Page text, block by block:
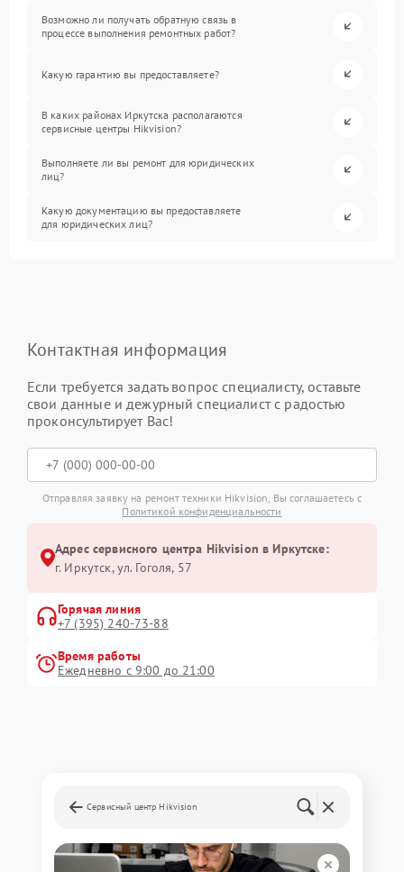
Возможно ли получать обратную связь в
процессе выполнения ремонтных работ?
Какую гарантию вы предоставляете?
В каких районах Иркутска располагаются
сервисные центры Hikvision?
Выполняете ли вы ремонт для юридических
лиц?
Какую документацию вы предоставляете
для юридических лиц?
Контактная информация
Если требуется задать вопрос специалисту, оставьте
свои данные и дежурный специалист с радостью
проконсультирует Вас!
Отправляя заявку на ремонт техники Hikvision, Вы соглашаетесь с
Политикой конфиденциальности
Адрес сервисного центра Hikvision в Иркутске:
г. Иркутск, ул. ​Гоголя, 57
Горячая линия
+7 (395) 240-73-88
Время работы
Ежедневно с 9:00 до 21:00
Сервисный центр Hikvision